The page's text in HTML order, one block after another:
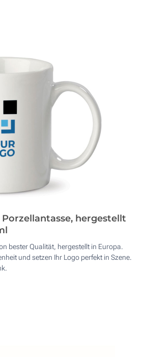
hergestellt
bester Qualität, hergestellt in Europa.
und setzen Ihr Logo perfekt in Szene.